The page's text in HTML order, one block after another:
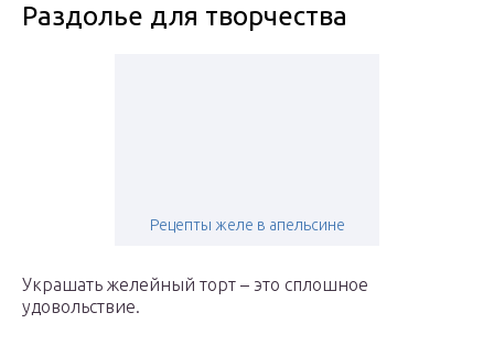
Раздолье для творчества
Рецепты желе в апельсине
Украшать желейный торт – это сплошное
удовольствие.